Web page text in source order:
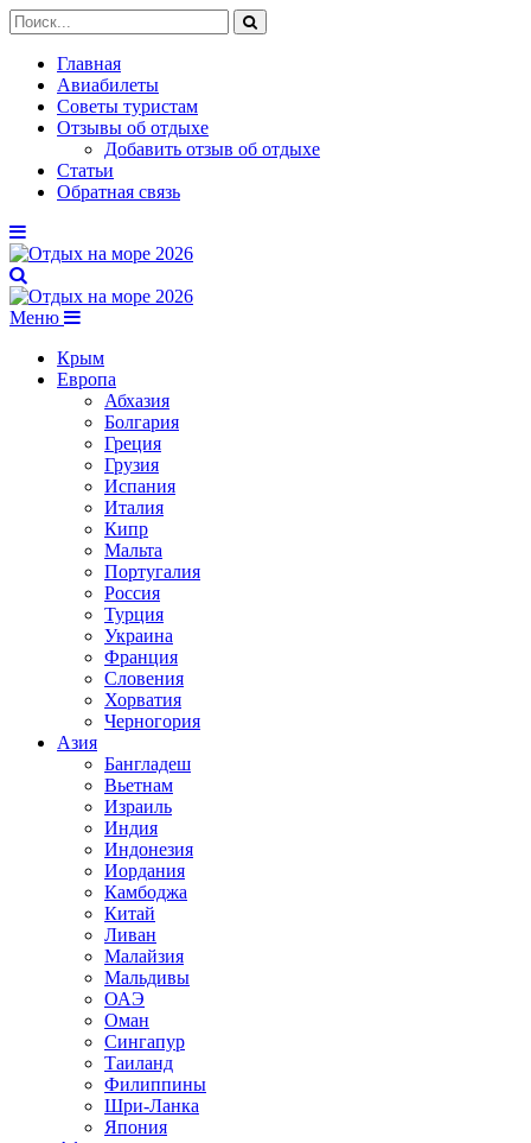
Главная
Авиабилеты
Советы туристам
Отзывы об отдыхе
Добавить отзыв об отдыхе
Статьи
Обратная связь
Меню
Крым
Европа
Абхазия
Болгария
Греция
Грузия
Испания
Италия
Кипр
Мальта
Португалия
Россия
Турция
Украина
Франция
Словения
Хорватия
Черногория
Азия
Бангладеш
Вьетнам
Израиль
Индия
Индонезия
Иордания
Камбоджа
Китай
Ливан
Малайзия
Мальдивы
ОАЭ
Оман
Сингапур
Таиланд
Филиппины
Шри-Ланка
Япония